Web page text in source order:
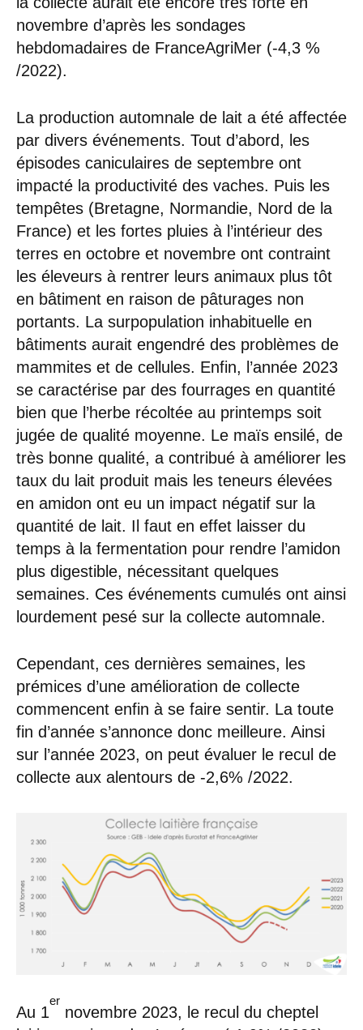
novembre d’après les sondages
hebdomadaires de FranceAgriMer (-4,3 %
/2022).
La production automnale de lait a été affectée
par divers événements. Tout d’abord, les
épisodes caniculaires de septembre ont
impacté la productivité des vaches. Puis les
tempêtes (Bretagne, Normandie, Nord de la
France) et les fortes pluies à l’intérieur des
terres en octobre et novembre ont contraint
les éleveurs à rentrer leurs animaux plus tôt
en bâtiment en raison de pâturages non
portants. La surpopulation inhabituelle en
bâtiments aurait engendré des problèmes de
mammites et de cellules. Enfin, l’année 2023
se caractérise par des fourrages en quantité
bien que l’herbe récoltée au printemps soit
jugée de qualité moyenne. Le maïs ensilé, de
très bonne qualité, a contribué à améliorer les
taux du lait produit mais les teneurs élevées
en amidon ont eu un impact négatif sur la
quantité de lait. Il faut en effet laisser du
temps à la fermentation pour rendre l’amidon
plus digestible, nécessitant quelques
semaines. Ces événements cumulés ont ainsi
lourdement pesé sur la collecte automnale.
Cependant, ces dernières semaines, les
prémices d’une amélioration de collecte
commencent enfin à se faire sentir. La toute
fin d’année s’annonce donc meilleure. Ainsi
sur l’année 2023, on peut évaluer le recul de
collecte aux alentours de -2,6% /2022.
Au 1
er
novembre 2023, le recul du cheptel